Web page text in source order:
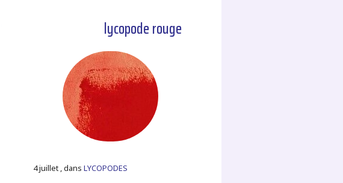
lycopode rouge
4 juillet , dans LYCOPODES